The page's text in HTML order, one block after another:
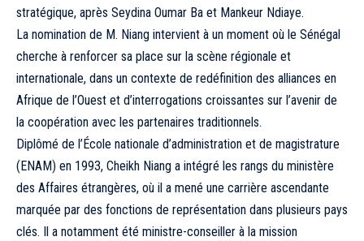
stratégique, après Seydina Oumar Ba et Mankeur Ndiaye.
La nomination de M. Niang intervient à un moment où le Sénégal
cherche à renforcer sa place sur la scène régionale et
internationale, dans un contexte de redéfinition des alliances en
Afrique de l’Ouest et d’interrogations croissantes sur l’avenir de
la coopération avec les partenaires traditionnels.
Diplômé de l’École nationale d’administration et de magistrature
(ENAM) en 1993, Cheikh Niang a intégré les rangs du ministère
des Affaires étrangères, où il a mené une carrière ascendante
marquée par des fonctions de représentation dans plusieurs pays
clés. Il a notamment été ministre-conseiller à la mission